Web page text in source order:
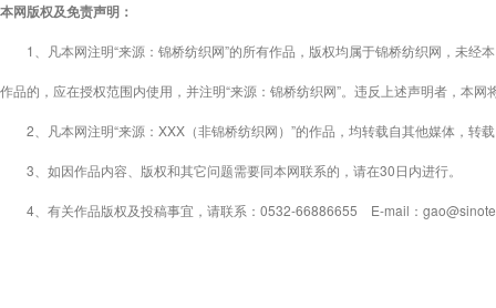
本网版权及免责声明：
1、凡本网注明“来源：锦桥纺织网”的所有作品，版权均属于锦桥纺织网，未经
作品的，应在授权范围内使用，并注明“来源：锦桥纺织网”。违反上述声明者，本网
2、凡本网注明“来源：XXX（非锦桥纺织网）”的作品，均转载自其他媒体，转
3、如因作品内容、版权和其它问题需要同本网联系的，请在30日内进行。
4、有关作品版权及投稿事宜，请联系：0532-66886655 E-mail：